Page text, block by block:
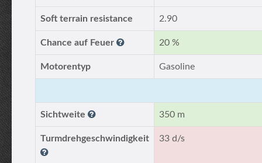
Soft terrain resistance 2.90
Chance auf Feuer 20 %
Motorentyp Gasoline
Sichtweite 350 m
Turmdrehgeschwindigkeit 33 d/s